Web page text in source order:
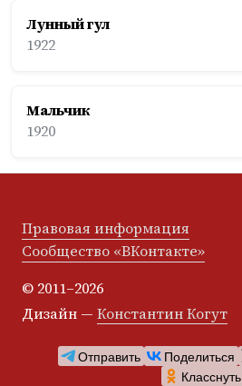
Лунный гул
1922
Мальчик
1920
Правовая информация
Сообщество «ВКонтакте»
© 2011–2026
Дизайн — Константин Когут
Отправить Поделиться
Класснуть